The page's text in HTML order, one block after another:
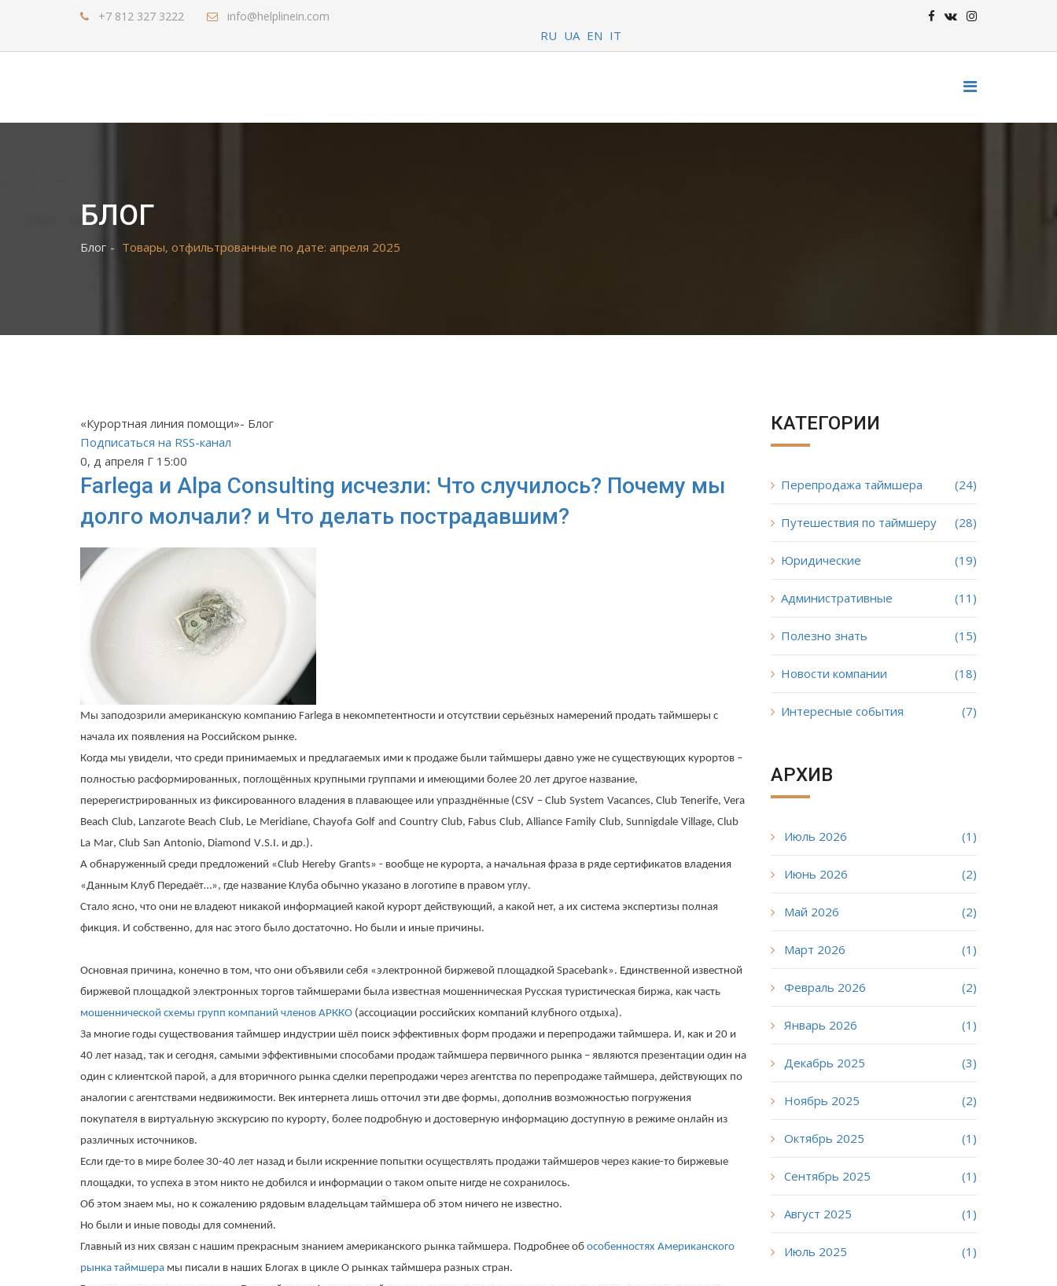
+7 812 327 3222 info@helplinein.com
RU UA EN IT
БЛОГ
Блог Товары, отфильтрованные по дате: апреля 2025
«Курортная линия помощи»- Блог
Подписаться на RSS-канал
0, д апреля Г 15:00
Farlega и Alpa Consulting исчезли: Что случилось? Почему мы
долго молчали? и Что делать пострадавшим?
Мы заподозрили американскую компанию Farlega в некомпетентности и отсутствии серьёзных намерений продать таймшеры с
начала их появления на Российском рынке.
Когда мы увидели, что среди принимаемых и предлагаемых ими к продаже были таймшеры давно уже не существующих курортов –
полностью расформированных, поглощённых крупными группами и имеющими более 20 лет другое название,
перерегистрированных из фиксированного владения в плавающее или упразднённые (CSV – Club System Vacances, Club Tenerife, Vera
Beach Club, Lanzarote Beach Club, Le Meridiane, Chayofa Golf and Country Club, Fabus Club, Alliance Family Club, Sunnigdale Village, Club
La Mar, Club San Antonio, Diamond V.S.I. и др.).
А обнаруженный среди предложений «Club Hereby Grants» - вообще не курорта, а начальная фраза в ряде сертификатов владения
«Данным Клуб Передаёт…», где название Клуба обычно указано в логотипе в правом углу.
Стало ясно, что они не владеют никакой информацией какой курорт действующий, а какой нет, а их система экспертизы полная
фикция. И собственно, для нас этого было достаточно. Но были и иные причины.
Основная причина, конечно в том, что они объявили себя «электронной биржевой площадкой Spacebank». Единственной известной
биржевой площадкой электронных торгов таймшерами была известная мошенническая Русская туристическая биржа, как часть
мошеннической схемы групп компаний членов АРККО (ассоциации российских компаний клубного отдыха).
За многие годы существования таймшер индустрии шёл поиск эффективных форм продажи и перепродажи таймшера. И, как и 20 и
40 лет назад, так и сегодня, самыми эффективными способами продаж таймшера первичного рынка – являются презентации один на
один с клиентской парой, а для вторичного рынка сделки перепродажи через агентства по перепродаже таймшера, действующих по
аналогии с агентствами недвижимости. Век интернета лишь отточил эти две формы, дополнив возможностью погружения
покупателя в виртуальную экскурсию по курорту, более подробную и достоверную информацию доступную в режиме онлайн из
различных источников.
Если где-то в мире более 30-40 лет назад и были искренние попытки осуществлять продажи таймшеров через какие-то биржевые
площадки, то успеха в этом никто не добился и информации о таком опыте нигде не сохранилось.
Об этом знаем мы, но к сожалению рядовым владельцам таймшера об этом ничего не известно.
Но были и иные поводы для сомнений.
Главный из них связан с нашим прекрасным знанием американского рынка таймшера. Подробнее об особенностях Американского
рынка таймшера мы писали в наших Блогах в цикле О рынках таймшера разных стран.
КАТЕГОРИИ
Перепродажа таймшера (24)
Путешествия по таймшеру (28)
Юридические (19)
Административные (11)
Полезно знать (15)
Новости компании (18)
Интересные события (7)
АРХИВ
Июль 2026 (1)
Июнь 2026 (2)
Май 2026 (2)
Март 2026 (1)
Февраль 2026 (2)
Январь 2026 (1)
Декабрь 2025 (3)
Ноябрь 2025 (2)
Октябрь 2025 (1)
Сентябрь 2025 (1)
Август 2025 (1)
Июль 2025 (1)